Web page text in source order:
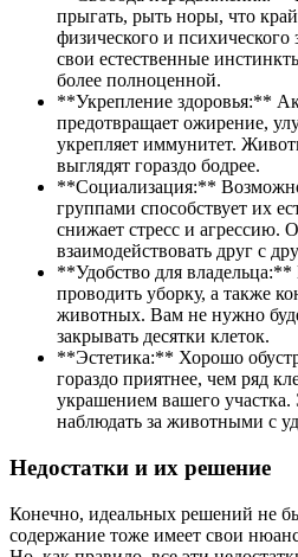
прыгать, рыть норы, что
физического и
свои естественные
более полноценной.
**Укрепление здоровья:**
предотвращает ожирение,
укрепляет иммунитет.
выглядят гораздо бодрее.
**Социализация:**
группами способствует их
снижает стресс и агрессию.
взаимодействовать друг с
**Удобство для
проводить уборку, а также
животных. Вам не нужно
закрывать десятки клеток.
**Эстетика:** Хорошо
гораздо приятнее, чем ряд
украшением вашего
наблюдать за животными с
Недостатки и их решение
Конечно, идеальных решений не
содержание тоже имеет свои